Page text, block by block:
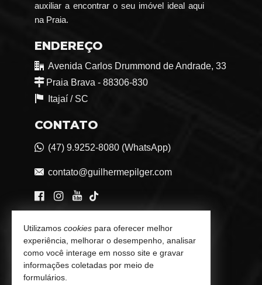
auxiliar a encontrar o seu imóvel ideal aqui
na Praia.
ENDEREÇO
Avenida Carlos Drummond de Andrade, 33
Praia Brava - 88306-830
Itajaí / SC
CONTATO
(47) 9.9252-8080 (WhatsApp)
contato@guilhermepilger.com
VEJA MAIS
Consultoria Imobiliária Personalizada
trabalhe conosco
Utilizamos cookies para oferecer melhor
experiência, melhorar o desempenho, analisar
como você interage em nosso site e gravar
informações coletadas por meio de
formulários.